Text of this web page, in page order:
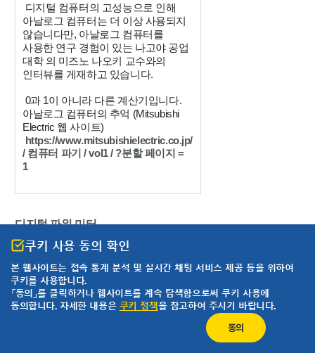
디지털 컴퓨터의 고성능으로 인해
아날로그 컴퓨터는 더 이상 사용되지
않습니다만, 아날로그 컴퓨터를
사용한 연구 경험이 있는 나고야 공업
대학 의 미즈노 나오키 교수와의
인터뷰를 게재하고 있습니다.
0과 1이 아니라 다른 계산기입니다.
아날로그 컴퓨터의 추억 (Mitsubishi
Electric 웹 사이트)
https://www.mitsubishielectric.co.jp/
/ 컴퓨터 파기 / vol1 / ?분할 페이지 =
1
디지털 파워 미터
1970년 이후 다양한 전력반도체가 등장하여 스위칭 전원, 인버터
등의 전력제어장치가 만들어졌습니다.
전력 반도체의 발전으로 스위칭 속도가 빨라졌으며 전력 측정
기기에는 넓은 주파수 대역이 필요해졌습니다.
쿠키 사용 동의 확인
본 웹사이트는 접속 통계 분석 및 실시간 채팅 서비스 제공 등을 위하여
쿠키를 사용합니다.
「동의」를 클릭하거나 웹사이트를 계속 탐색함으로써 쿠키 사용에
동의합니다. 자세한 내용은 쿠키 정책을 참고하여 주시기 바랍니다.
동의